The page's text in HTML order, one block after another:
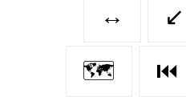
↔️ ↙
🗺️ ⏮️